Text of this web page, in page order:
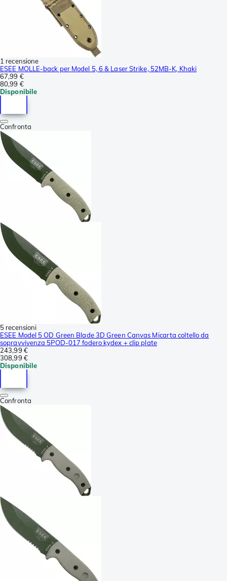
1 recensione
ESEE MOLLE-back per Model 5, 6 & Laser Strike, 52MB-K, Khaki
67,99 €
80,99 €
Disponibile
Confronta
5 recensioni
ESEE Model 5 OD Green Blade 3D Green Canvas Micarta coltello da
sopravvivenza 5POD-017 fodero kydex + clip plate
243,99 €
308,99 €
Disponibile
Confronta